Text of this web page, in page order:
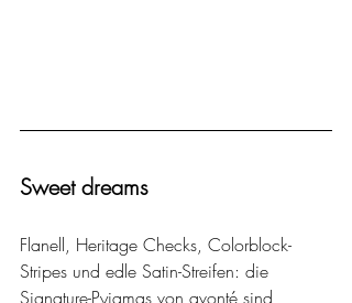
Sweet dreams
Flanell, Heritage Checks, Colorblock-
Stripes und edle Satin-Streifen: die
Signature-Pyjamas von avonté sind